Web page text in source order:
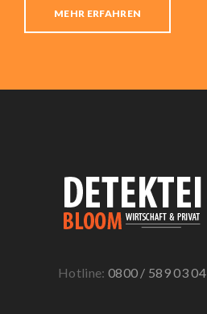
MEHR ERFAHREN
Hotline: 0800 / 589 03 04